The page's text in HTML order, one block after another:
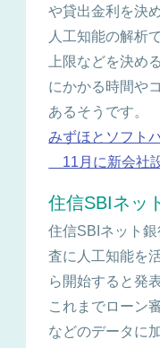
や貸出金利を決
人工知能の解析
上限などを決め
にかかる時間や
あるそうです。
みずほとソフト
11月に新会社
住信SBIネッ
住信SBIネット
査に人工知能を
ら開始すると発
これまでローン
などのデータに